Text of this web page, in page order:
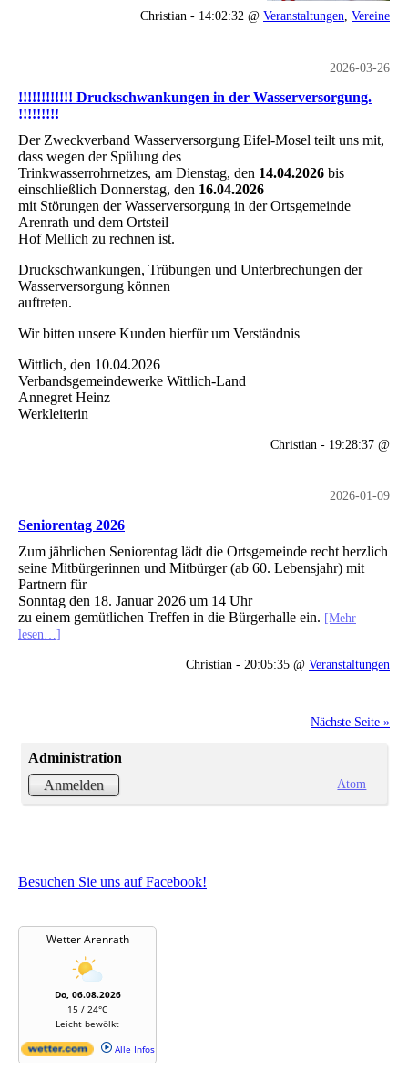
Christian - 14:02:32 @ Veranstaltungen, Vereine
2026-03-26
!!!!!!!!!!!! Druckschwankungen in der Wasserversorgung.
!!!!!!!!!
Der Zweckverband Wasserversorgung Eifel-Mosel teilt uns mit,
dass wegen der Spülung des
Trinkwasserrohrnetzes, am Dienstag, den 14.04.2026 bis
einschließlich Donnerstag, den 16.04.2026
mit Störungen der Wasserversorgung in der Ortsgemeinde
Arenrath und dem Ortsteil
Hof Mellich zu rechnen ist.
Druckschwankungen, Trübungen und Unterbrechungen der
Wasserversorgung können
auftreten.
Wir bitten unsere Kunden hierfür um Verständnis
Wittlich, den 10.04.2026
Verbandsgemeindewerke Wittlich-Land
Annegret Heinz
Werkleiterin
Christian - 19:28:37 @
2026-01-09
Seniorentag 2026
Zum jährlichen Seniorentag lädt die Ortsgemeinde recht herzlich
seine Mitbürgerinnen und Mitbürger (ab 60. Lebensjahr) mit
Partnern für
Sonntag den 18. Januar 2026 um 14 Uhr
zu einem gemütlichen Treffen in die Bürgerhalle ein. [Mehr
lesen…]
Christian - 20:05:35 @ Veranstaltungen
Nächste Seite »
Administration
Anmelden
Atom
Besuchen Sie uns auf Facebook!